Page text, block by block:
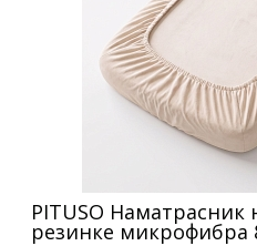
PITUSO
резинке микрофибра